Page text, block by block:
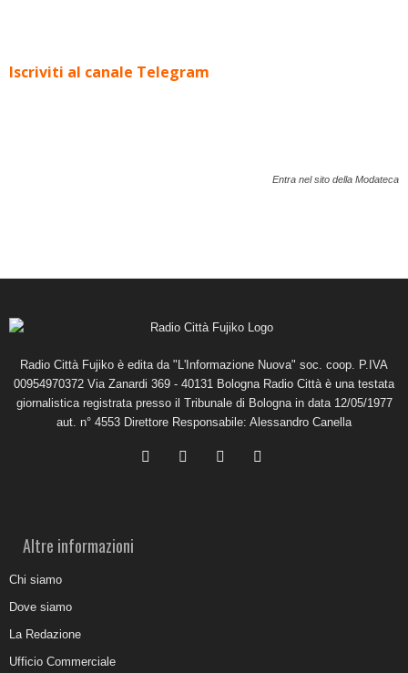
Iscriviti al canale Telegram
Entra nel sito della Modateca
Radio Città Fujiko è edita da "L'Informazione Nuova" soc. coop. P.IVA
00954970372 Via Zanardi 369 - 40131 Bologna Radio Città è una testata
giornalistica registrata presso il Tribunale di Bologna in data 12/05/1977
aut. n° 4553 Direttore Responsabile: Alessandro Canella
Altre informazioni
Chi siamo
Dove siamo
La Redazione
Ufficio Commerciale